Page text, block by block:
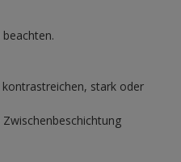
stark oder